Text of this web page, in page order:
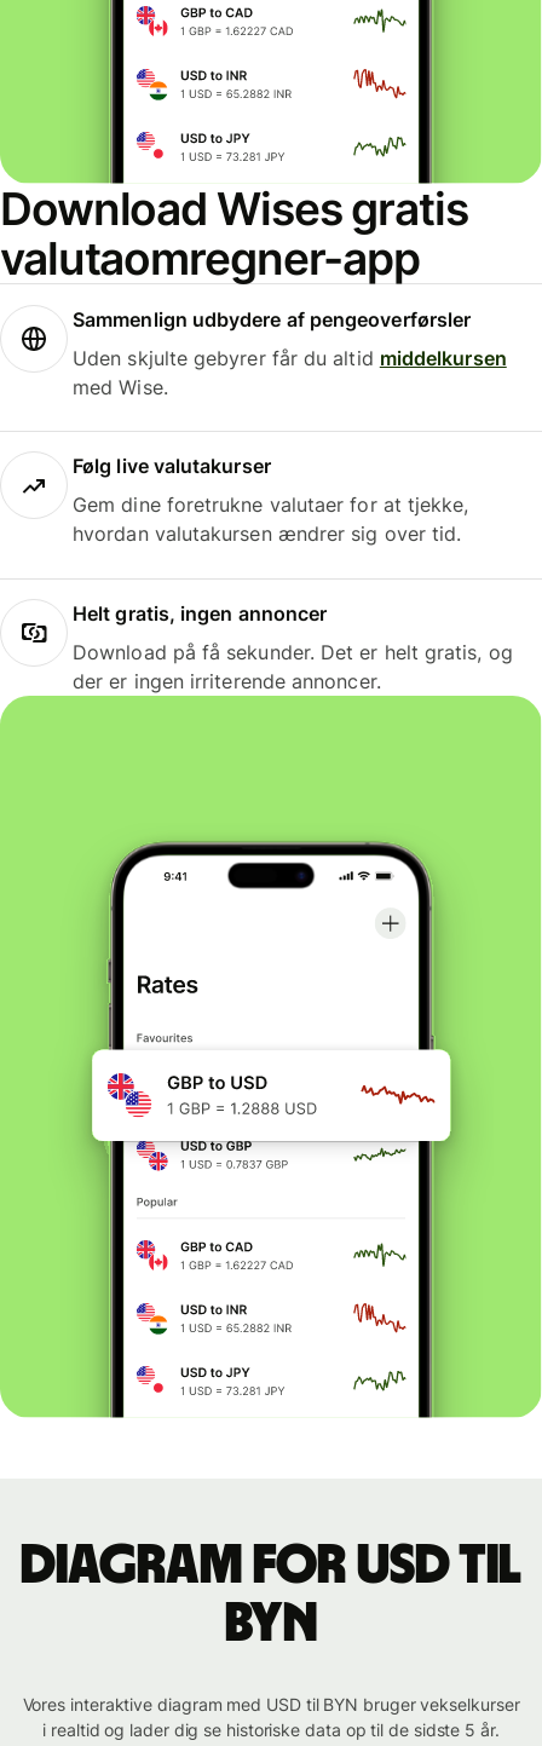
Download Wises gratis
valutaomregner-app
Sammenlign udbydere af pengeoverførsler
Uden skjulte gebyrer får du altid middelkursen
med Wise.
Følg live valutakurser
Gem dine foretrukne valutaer for at tjekke,
hvordan valutakursen ændrer sig over tid.
Helt gratis, ingen annoncer
Download på få sekunder. Det er helt gratis, og
der er ingen irriterende annoncer.
Diagram for USD til
BYN
Vores interaktive diagram med USD til BYN bruger vekselkurser
i realtid og lader dig se historiske data op til de sidste 5 år.